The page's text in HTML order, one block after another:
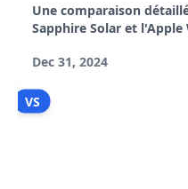
Une comparaison
Sapphire Solar et
inconvénients.
Dec 31, 2024
VS